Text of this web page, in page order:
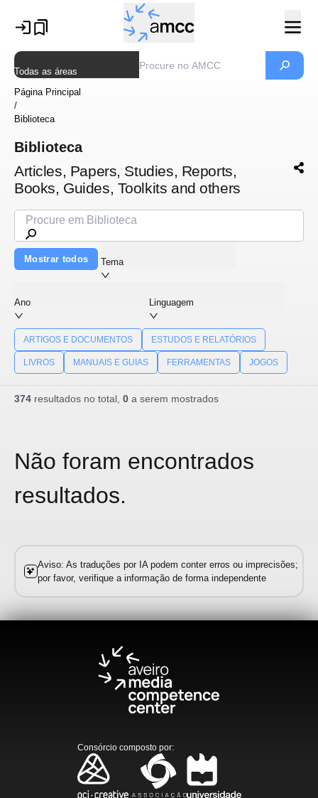
Todas as áreas
Página Principal
/
Biblioteca
Biblioteca
Articles, Papers, Studies, Reports,
Books, Guides, Toolkits and others
Mostrar todos Tema
Ano Linguagem
ARTIGOS E DOCUMENTOS ESTUDOS E RELATÓRIOS
LIVROS MANUAIS E GUIAS FERRAMENTAS JOGOS
374 resultados no total, 0 a serem mostrados
Não foram encontrados
resultados.
Aviso: As traduções por IA podem conter erros ou imprecisões;
por favor, verifique a informação de forma independente
Consórcio composto por: